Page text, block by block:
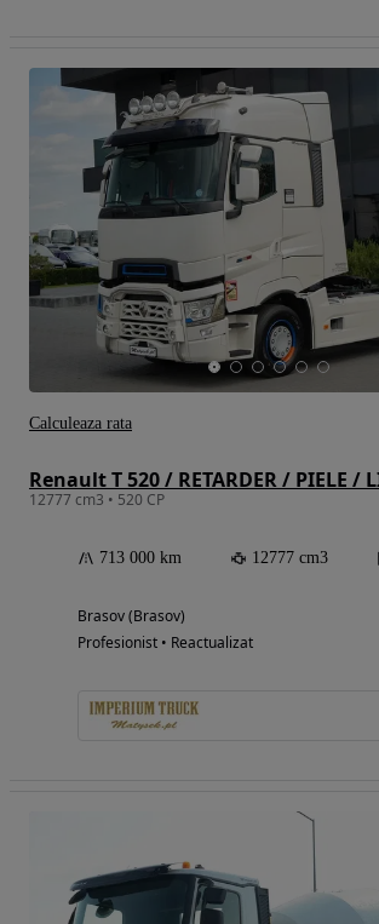
12777 cm3 • 520 CP
713 000 km 12777 cm3
Brasov (Brasov)
Profesionist • Reactualizat
Calculeaza rata